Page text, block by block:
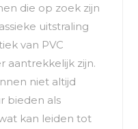
die op zoek zijn
uitstraling
van PVC
aantrekkelijk zijn.
niet altijd
bieden als
kan leiden tot